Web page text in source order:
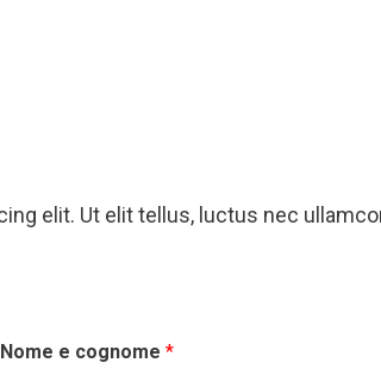
elit. Ut elit tellus, luctus nec
Nome e cognome *